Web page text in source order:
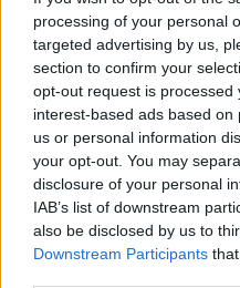
processing of your personal
targeted advertising by us,
section to confirm your
opt-out request is processed
interest-based ads based
us or personal information
your opt-out. You may
disclosure of your personal
IAB’s list of downstream
also be disclosed by us to
Downstream Participants
la Mayor Tlf: 955
Datos
CIF:
B41878786